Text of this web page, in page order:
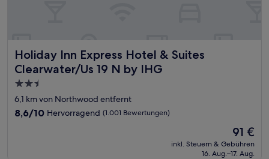
Holiday Inn Express Hotel & Suites
Clearwater/Us 19 N by IHG
Holiday Inn Express Hotel & Suites Clearwater/Us 19 N by
2.5-
Sterne-
Unterkunft
6,1 km von Northwood entfernt
8.6
8,6/10 Hervorragend (1.001 Bewertungen)
Der
Preis
beträgt
91 €
inkl. Steuern & Gebühren
16. Aug.–17. Aug.